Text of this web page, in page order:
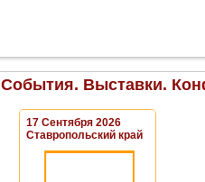
События. Выставки.
17 Сентября 2026
Ставропольский край